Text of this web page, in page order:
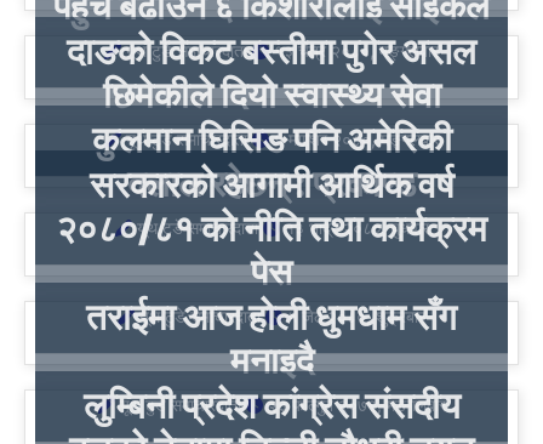
यूथ टुडे समाचारदाता १३ चैत्र २०८०, मङ्गलबार
दाङको विकट बस्तीमा पुगेर असल
छिमेकीले दियो स्वास्थ्य सेवा
यूथ टुडे समाचारदाता ५ मंगशिर २०८०, मङ्गलबार
कुलमान घिसिङ पनि अमेरिकी
दलाल रहेछन् : प्रकाण्ड
यूथ टुडे समाचारदाता १३ भाद्र २०८०, बुधवार
सरकारको आगामी आर्थिक वर्ष
२०८०/८१ को नीति तथा कार्यक्रम
पेस
यूथ टुडे समाचारदाता ५ जेठ २०८०, शुक्रबार
तराईमा आज होली धुमधाम सँग
मनाइदै
यूथ टुडे समाचारदाता २३ फाल्गुन २०७९, मङ्गलबार
लुम्बिनी प्रदेश कांग्रेस संसदीय